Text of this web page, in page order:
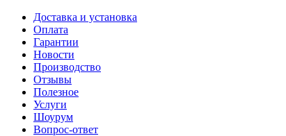
Доставка и установка
Оплата
Гарантии
Новости
Производство
Отзывы
Полезное
Услуги
Шоурум
Вопрос-ответ